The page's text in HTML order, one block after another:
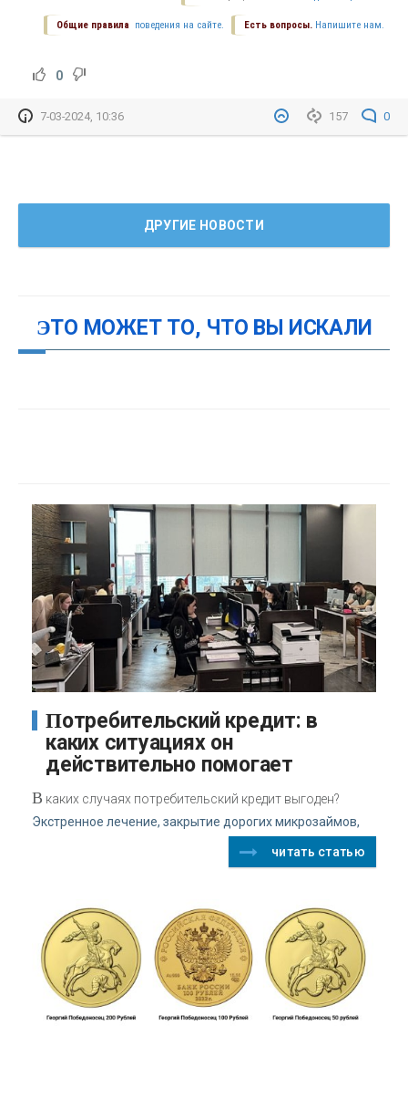
Есть вопросы. Напишите нам.
Общие правила поведения на сайте.
0
157 0
7-03-2024, 10:36
ДРУГИЕ НОВОСТИ
ЭТО МОЖЕТ ТО, ЧТО ВЫ ИСКАЛИ
Потребительский кредит: в
каких ситуациях он
действительно помогает
В каких случаях потребительский кредит выгоден?
Экстренное лечение, закрытие дорогих микрозаймов,
читать статью